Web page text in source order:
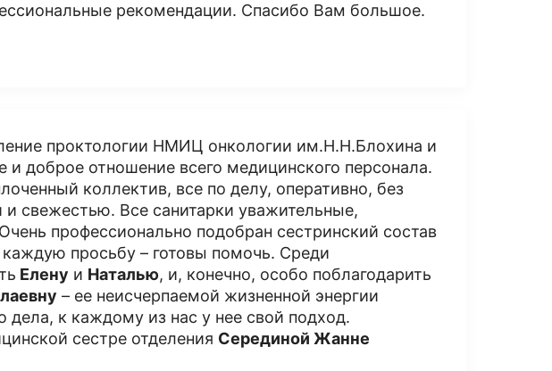
рекомендации. Спасибо Вам большое.
проктологии НМИЦ онкологии им.Н.Н.Блохина и
и доброе отношение всего медицинского персонала.
коллектив, все по делу, оперативно, без
свежестью. Все санитарки уважительные,
профессионально подобран сестринский состав
просьбу – готовы помочь. Среди
Елену и Наталью, и, конечно, особо поблагодарить
– ее неисчерпаемой жизненной энергии
дела, к каждому из нас у нее свой подход.
сестре отделения Серединой Жанне